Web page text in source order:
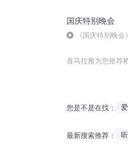
国庆特别晚会
《国庆特别晚
喜马拉雅为您推荐
您是不是在找：
最新搜索推荐：